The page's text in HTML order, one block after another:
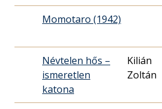
Momotaro (1942)
Névtelen hős –
ismeretlen
katona
Kilián
Zoltán